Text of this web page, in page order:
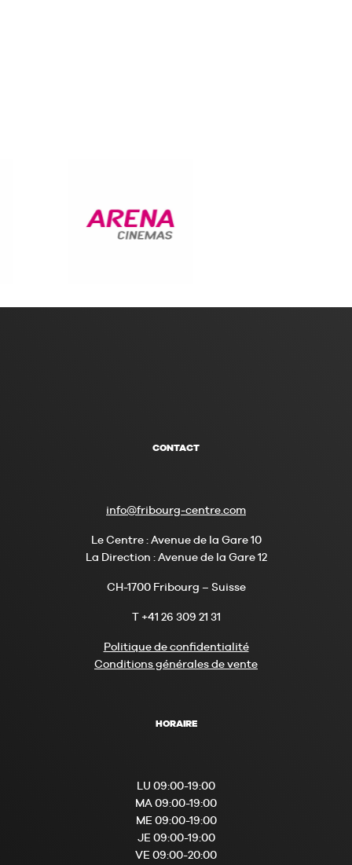
CONTACT
info@fribourg-centre.com
Le Centre : Avenue de la Gare 10
La Direction : Avenue de la Gare 12
CH-1700 Fribourg – Suisse
T +41 26 309 21 31
Politique de confidentialité
Conditions générales de vente
HORAIRE
LU 09:00-19:00
MA 09:00-19:00
ME 09:00-19:00
JE 09:00-19:00
VE 09:00-20:00